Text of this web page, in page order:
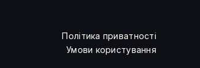
Політика приватності
Умови користування